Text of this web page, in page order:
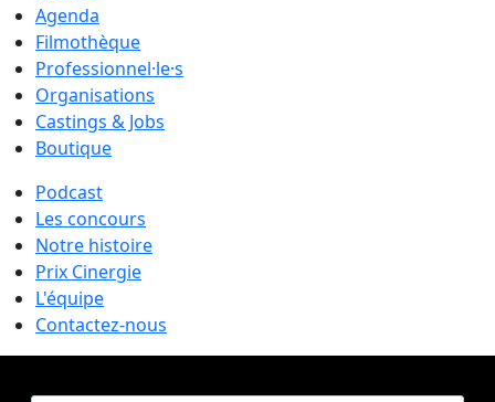
Agenda
Filmothèque
Professionnel·le·s
Organisations
Castings & Jobs
Boutique
Podcast
Les concours
Notre histoire
Prix Cinergie
L'équipe
Contactez-nous